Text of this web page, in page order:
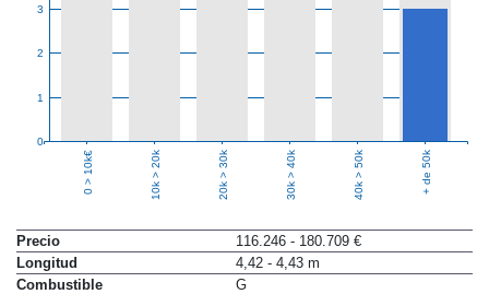
0
1
2
3
0 > 10k€ 10k > 20k 20k > 30k 30k > 40k 40k > 50k + de 50k
Precio
116.246 - 180.709 €
Longitud
4,42 - 4,43 m
Combustible
G